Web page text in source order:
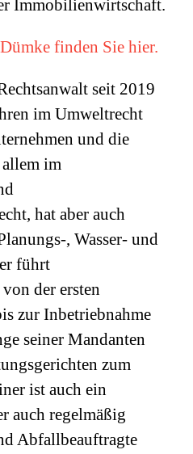
Immobilienwirtschaft.
finden Sie hier.
seit 2019
im Umweltrecht
und die
im
hat aber auch
, Wasser- und
führt
der ersten
zur Inbetriebnahme
seiner Mandanten
zum
ist auch ein
auch regelmäßig
Abfallbeauftragte